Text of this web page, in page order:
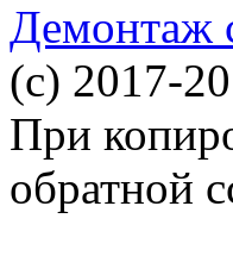
Демонтаж
(c) 2017-
При
обратной